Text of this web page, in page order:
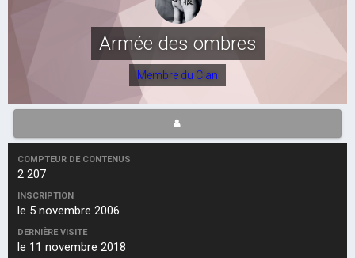
Armée des ombres
Membre du Clan
COMPTEUR DE CONTENUS
2 207
INSCRIPTION
le 5 novembre 2006
DERNIÈRE VISITE
le 11 novembre 2018